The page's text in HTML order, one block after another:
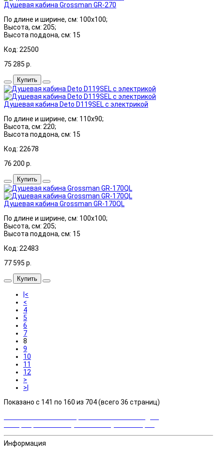
Душевая кабина Grossman GR-270
По длине и ширине, см: 100x100;
Высота, см: 205;
Высота поддона, см: 15
Код: 22500
75 285 р.
Купить
Душевая кабина Deto D119SEL с электрикой
По длине и ширине, см: 110x90;
Высота, см: 220;
Высота поддона, см: 15
Код: 22678
76 200 р.
Купить
Душевая кабина Grossman GR-170QL
По длине и ширине, см: 100x100;
Высота, см: 205;
Высота поддона, см: 15
Код: 22483
77 595 р.
Купить
|<
<
4
5
6
7
8
9
10
11
12
>
>|
Показано с 141 по 160 из 704 (всего 36 страниц)
Информация